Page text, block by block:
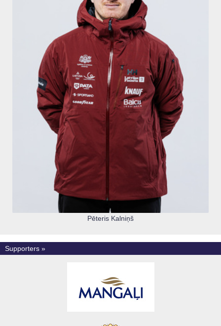
Pēteris Kalniņš
Supporters »